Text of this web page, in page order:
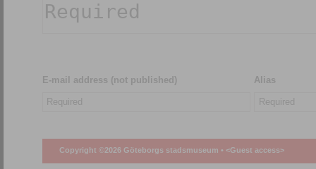
E-mail address (not published) Alias
Copyright ©2026 Göteborgs stadsmuseum • <Guest access>